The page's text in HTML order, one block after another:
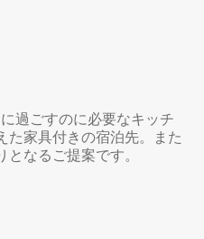
過ごすのに必要なキッチ
た家具付きの宿泊先。また
なるご提案です。